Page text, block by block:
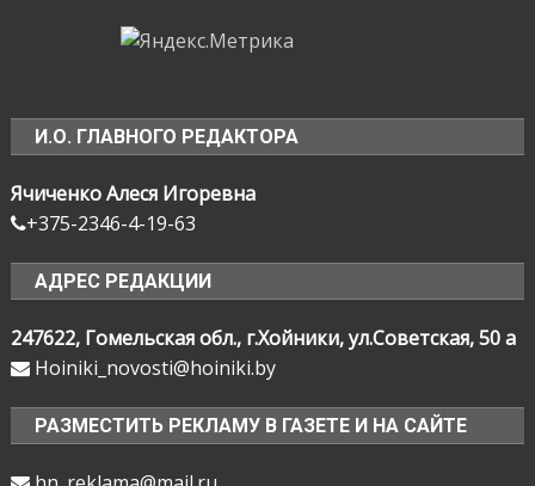
И.О. ГЛАВНОГО РЕДАКТОРА
Ячиченко Алеся Игоревна
+375-2346-4-19-63
АДРЕС РЕДАКЦИИ
247622, Гомельская обл., г.Хойники, ул.Советская, 50 а
Hoiniki_novosti@hoiniki.by
РАЗМЕСТИТЬ РЕКЛАМУ В ГАЗЕТЕ И НА САЙТЕ